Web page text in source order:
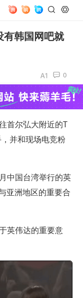
有韩国网吧就
0
首尔弘大附近的T
并和现场电竞粉
中国台湾举行的英
亚洲地区的重要合
英伟达的重要意